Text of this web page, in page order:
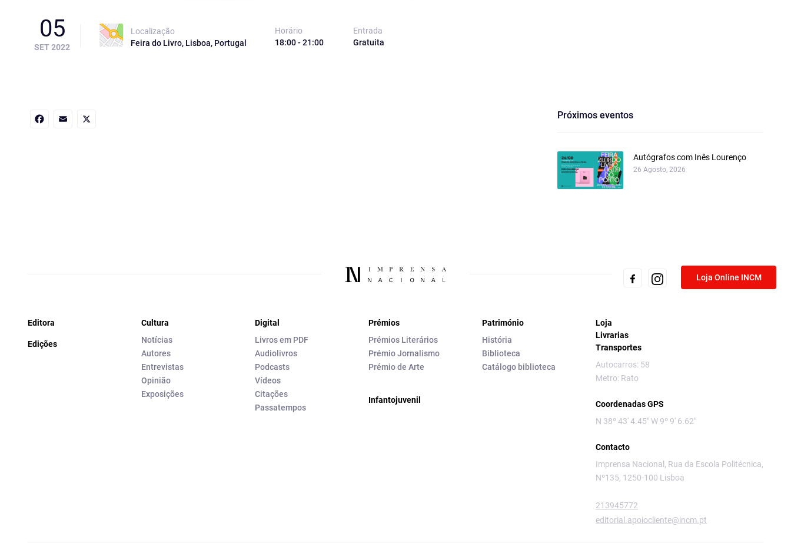
05
SET 2022
Localização
Feira do Livro, Lisboa, Portugal
Horário
18:00 - 21:00
Entrada
Gratuita
Próximos eventos
Autógrafos com Inês Lourenço
26 Agosto, 2026
Loja Online INCM
Editora
Edições
Cultura
Notícias
Autores
Entrevistas
Opinião
Exposições
Digital
Livros em PDF
Audiolivros
Podcasts
Vídeos
Citações
Passatempos
Prémios
Prémios Literários
Prémio Jornalismo
Prémio de Arte
Infantojuvenil
Património
História
Biblioteca
Catálogo biblioteca
Loja
Livrarias
Transportes
Autocarros: 58
Metro: Rato
Coordenadas GPS
N 38º 43' 4.45" W 9º 9' 6.62"
Contacto
Imprensa Nacional, Rua da Escola Politécnica,
Nº135, 1250-100 Lisboa
213945772
editorial.apoiocliente@incm.pt